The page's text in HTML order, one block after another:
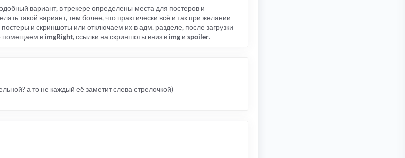
вариант, в трекере определены места для постеров и
такой вариант, тем более, что практически всё и так при желании
и скриншоты или отключаем их в адм. разделе, после загрузки
помещаем в imgRight, ссылки на скриншоты вниз в img и spoiler.
а то не каждый её заметит слева стрелочкой)